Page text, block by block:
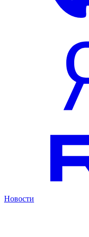
Новости